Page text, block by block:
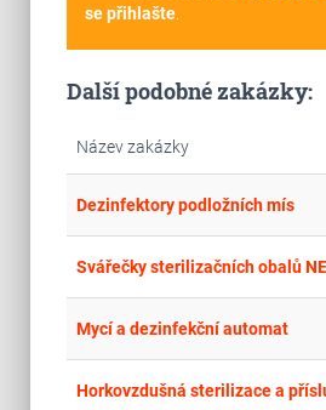
se přihlašte.
Další podobné zakázky:
Název zakázky
Dezinfektory podložních mís
Svářečky sterilizačních obalů
Mycí a dezinfekční automat
Horkovzdušná sterilizace a